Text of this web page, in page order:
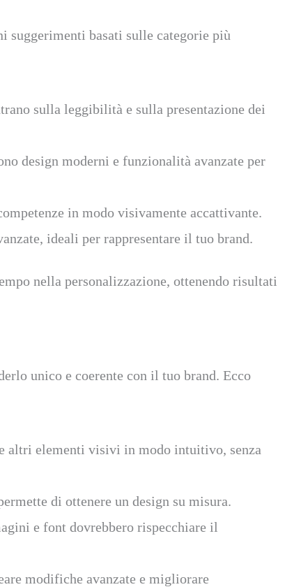
suggerimenti basati sulle categorie più
sulla leggibilità e sulla presentazione dei
design moderni e funzionalità avanzate per
in modo visivamente accattivante.
ideali per rappresentare il tuo brand.
nella personalizzazione, ottenendo risultati
unico e coerente con il tuo brand. Ecco
altri elementi visivi in modo intuitivo, senza
di ottenere un design su misura.
e font dovrebbero rispecchiare il
modifiche avanzate e migliorare